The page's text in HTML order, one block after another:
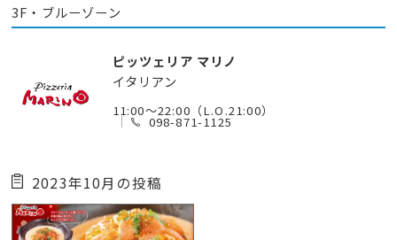
3F・ブルーゾーン
ピッツェリア マリノ
イタリアン
11:00～22:00（L.O.21:00）
098-871-1125
2023年10月の投稿